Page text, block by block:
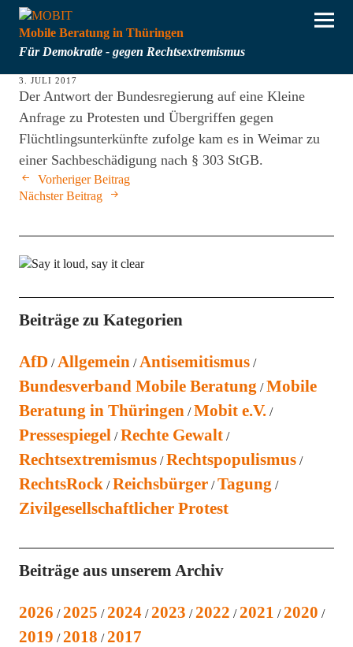
Mobile Beratung in Thüringen
Für Demokratie - gegen Rechtsextremismus
3. JULI 2017
Der Antwort der Bundesregierung auf eine Kleine
Anfrage zu Protesten und Übergriffen gegen
Flüchtlingsunterkünfte zufolge kam es in Weimar zu
einer Sachbeschädigung nach § 303 StGB.
Vorheriger Beitrag
Nächster Beitrag
Beiträge zu Kategorien
AfD Allgemein Antisemitismus
Bundesverband Mobile Beratung Mobile
Beratung in Thüringen Mobit e.V.
Pressespiegel Rechte Gewalt
Rechtsextremismus Rechtspopulismus
RechtsRock Reichsbürger Tagung
Zivilgesellschaftlicher Protest
Beiträge aus unserem Archiv
2026 2025 2024 2023 2022 2021 2020
2019 2018 2017